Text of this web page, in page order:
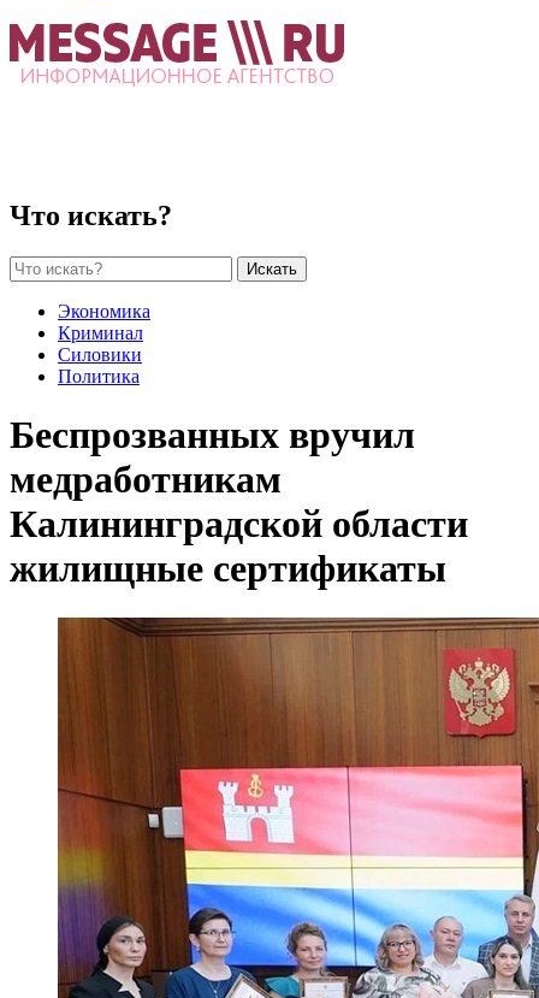
Что искать?
Искать
Экономика
Криминал
Силовики
Политика
Беспрозванных вручил
медработникам
Калининградской области
жилищные сертификаты